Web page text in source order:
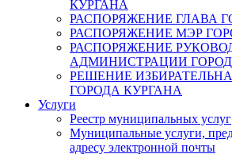
КУРГАНА
РАСПОРЯЖЕНИЕ ГЛАВА
РАСПОРЯЖЕНИЕ МЭР
РАСПОРЯЖЕНИЕ
АДМИНИСТРАЦИИ
РЕШЕНИЕ
ГОРОДА КУРГАНА
Услуги
Реестр муниципальных услуг
Муниципальные услуги,
адресу электронной почты